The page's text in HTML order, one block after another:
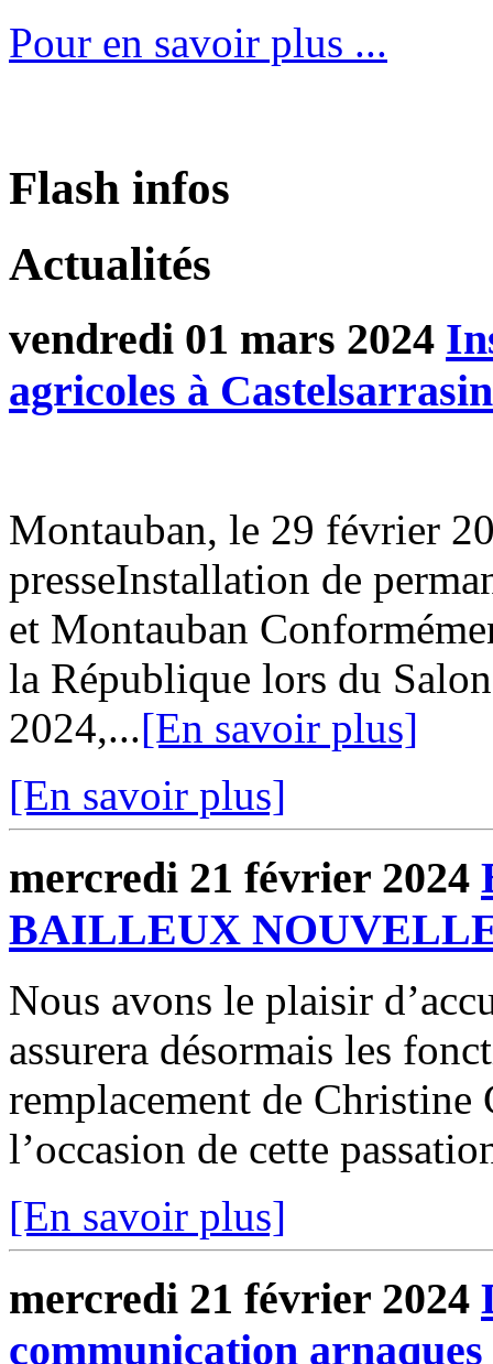
Pour en savoir plus ...
Flash infos
Actualités
vendredi 01 mars 2024
agricoles à
Montauban, le 29 février
presseInstallation de
et Montauban
la République lors du
2024,...[En savoir plus]
[En savoir plus]
mercredi 21 février 2024
BAILLEUX
Nous avons le plaisir
assurera désormais les
remplacement de
l’occasion de cette
[En savoir plus]
mercredi 21 février 2024
communication